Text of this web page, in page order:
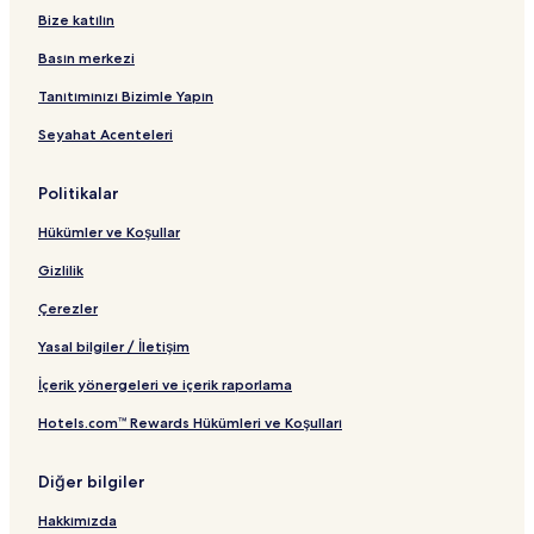
ıt
ı
a
ğ
l
a
t
t
B
a
ğ
a
ı
a
ğ
l
a
t
t
a
n
d
r
a
ğ
l
a
t
t
ı
Bize katılın
Basın merkezi
Tanıtımınızı Bizimle Yapın
Seyahat Acenteleri
Politikalar
Hükümler ve Koşullar
Gizlilik
Çerezler
Yasal bilgiler / İletişim
İçerik yönergeleri ve içerik raporlama
Hotels.com™ Rewards Hükümleri ve Koşulları
Diğer bilgiler
Hakkımızda